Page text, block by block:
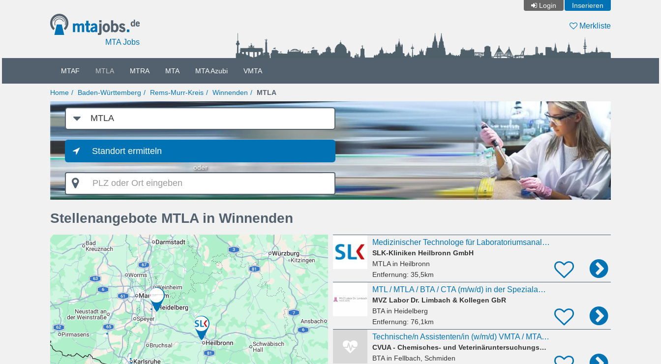
Login Inserieren
MTA Jobs
Merkliste
MTAF MTLA MTRA MTA MTA Azubi VMTA
Home Baden-Württemberg Rems-Murr-Kreis Winnenden MTLA
Job-
Kategorie
Standort ermitteln
oder
PLZ
oder
Ort
Stellenangebote MTLA in Winnenden
Medizinischer Technologe für Laboratoriumsanalytik [MTL / MTLA] (m/w/d) für die Pathologie
SLK-Kliniken Heilbronn GmbH
MTLAin Heilbronn
Entfernung: 35,5km
MTL / MTLA / BTA / CTA (m/w/d) in der Spezialanalytik (LCMS) (2192)
MVZ Labor Dr. Limbach & Kollegen GbR
BTAin Heidelberg
Entfernung: 76,1km
Technische/n Assistenten/in (w/m/d) VMTA / MTA / BTA oder mit vergleichbarer Ausbildung
CVUA - Chemisches- und Veterinäruntersuchungsamt - Stuttgart
BTAin Fellbach, Schmiden